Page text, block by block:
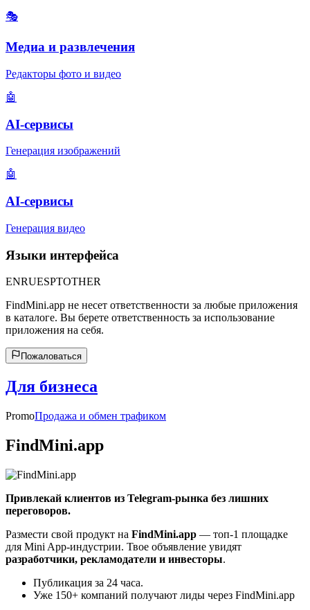
🎭
Медиа и развлечения
Редакторы фото и видео
🤖
AI-сервисы
Генерация изображений
🤖
AI-сервисы
Генерация видео
Языки интерфейса
ENRUESPTOTHER
FindMini.app не несет ответственности за любые приложения
в каталоге. Вы берете ответственность за использование
приложения на себя.
Пожаловаться
Для бизнеса
PromoПродажа и обмен трафиком
FindMini.app
Привлекай клиентов из Telegram-рынка без лишних
переговоров.
Размести свой продукт на FindMini.app — топ-1 площадке
для Mini App-индустрии. Твое объявление увидят
разработчики, рекламодатели и инвесторы.
Публикация за 24 часа.
Уже 150+ компаний получают лиды через FindMini.app